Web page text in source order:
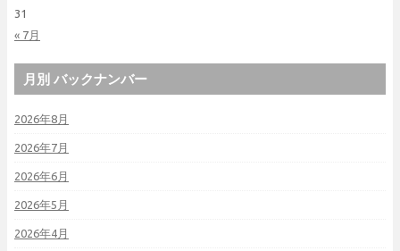
« 7月
31
月別 バックナンバー
2026年8月
2026年7月
2026年6月
2026年5月
2026年4月